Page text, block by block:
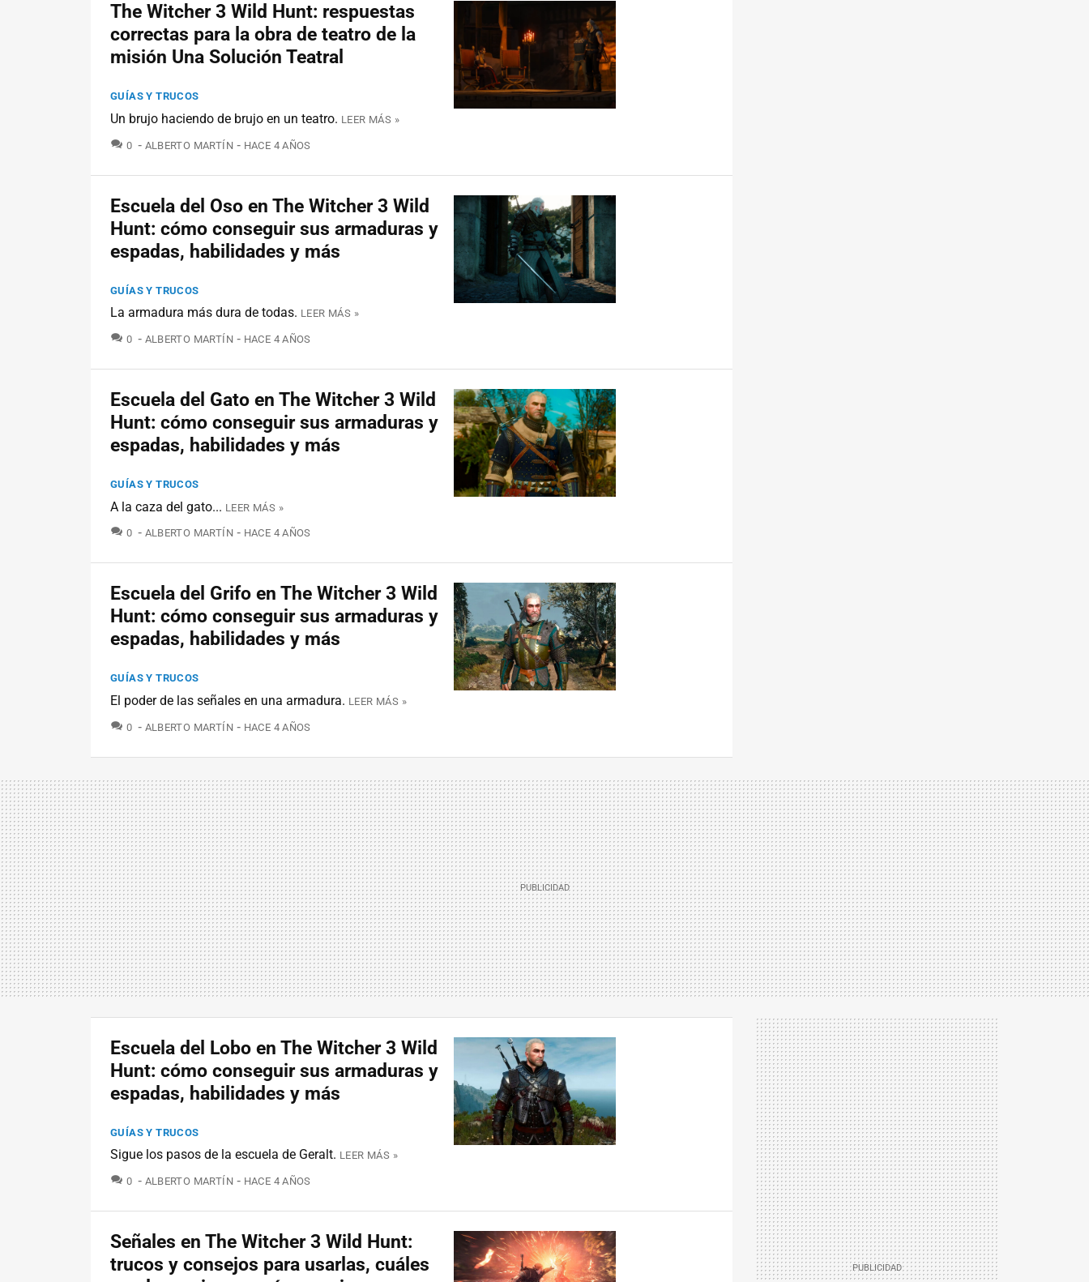
The Witcher 3 Wild Hunt: respuestas
correctas para la obra de teatro de la
misión Una Solución Teatral
GUÍAS Y TRUCOS
Un brujo haciendo de brujo en un teatro. LEER MÁS »
0 COMENTARIOS
ALBERTO MARTÍN HACE 4 AÑOS
Escuela del Oso en The Witcher 3 Wild
Hunt: cómo conseguir sus armaduras y
espadas, habilidades y más
GUÍAS Y TRUCOS
La armadura más dura de todas. LEER MÁS »
0 COMENTARIOS
ALBERTO MARTÍN HACE 4 AÑOS
Escuela del Gato en The Witcher 3 Wild
Hunt: cómo conseguir sus armaduras y
espadas, habilidades y más
GUÍAS Y TRUCOS
A la caza del gato... LEER MÁS »
0 COMENTARIOS
ALBERTO MARTÍN HACE 4 AÑOS
Escuela del Grifo en The Witcher 3 Wild
Hunt: cómo conseguir sus armaduras y
espadas, habilidades y más
GUÍAS Y TRUCOS
El poder de las señales en una armadura. LEER MÁS »
0 COMENTARIOS
ALBERTO MARTÍN HACE 4 AÑOS
Escuela del Lobo en The Witcher 3 Wild
Hunt: cómo conseguir sus armaduras y
espadas, habilidades y más
GUÍAS Y TRUCOS
Sigue los pasos de la escuela de Geralt. LEER MÁS »
0 COMENTARIOS
ALBERTO MARTÍN HACE 4 AÑOS
Señales en The Witcher 3 Wild Hunt:
trucos y consejos para usarlas, cuáles